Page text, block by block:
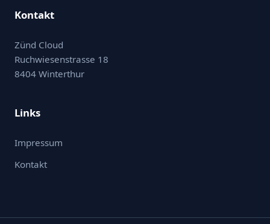
Kontakt
Zünd Cloud
Ruchwiesenstrasse 18
8404 Winterthur
Links
Impressum
Kontakt